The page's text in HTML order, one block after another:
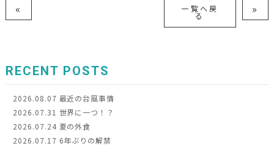
« 一覧へ戻
る »
RECENT POSTS
2026.08.07 最近の台風事情
2026.07.31 世界に一つ！？
2026.07.24 夏の外食
2026.07.17 6年ぶりの解禁